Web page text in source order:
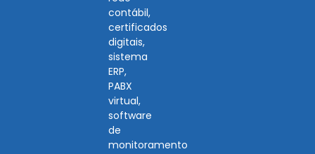
contábil,
certificados
digitais,
sistema
ERP,
PABX
virtual,
software
de
monitoramento